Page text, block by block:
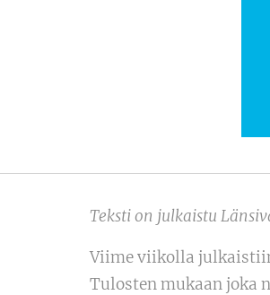
Teksti on julkaistu
Viime viikolla
Tulosten mukaan joka